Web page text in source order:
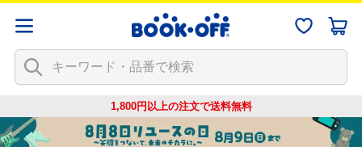
1,800円以上の注文で送料無料